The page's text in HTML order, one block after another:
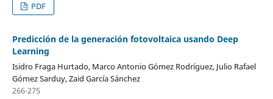
PDF
Predicción de la generación fotovoltaica usando Deep
Learning
Isidro Fraga Hurtado, Marco Antonio Gómez Rodríguez, Julio Rafael
Gómez Sarduy, Zaid García Sánchez
266-275